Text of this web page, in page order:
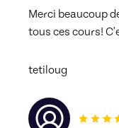
Merci beaucoup
tous ces cours!
tetiloug